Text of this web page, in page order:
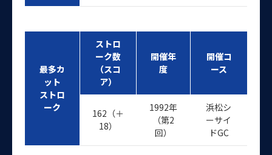
最多カ
ット
ストロ
ーク
ストロ
ーク数
（スコ
ア）
開催年
度
開催コ
ース
162（＋
18）
1992年
（第2
回）
浜松シ
ーサイ
ドGC